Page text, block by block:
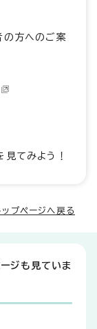
の方へのご案
見てみよう！
ップページへ戻る
ジも見ていま